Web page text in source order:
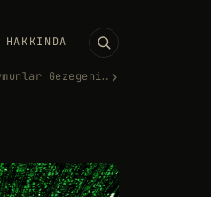
HAKKINDA
Maymunlar Gezegeni (1968) ›